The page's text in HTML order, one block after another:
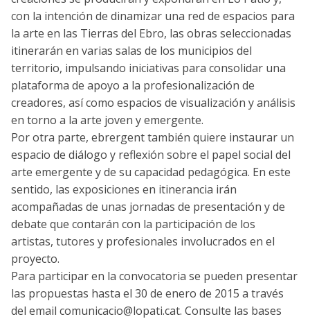
con la intención de dinamizar una red de espacios para
la arte en las Tierras del Ebro, las obras seleccionadas
itinerarán en varias salas de los municipios del
territorio, impulsando iniciativas para consolidar una
plataforma de apoyo a la profesionalización de
creadores, así como espacios de visualización y análisis
en torno a la arte joven y emergente.
Por otra parte, ebrergent también quiere instaurar un
espacio de diálogo y reflexión sobre el papel social del
arte emergente y de su capacidad pedagógica. En este
sentido, las exposiciones en itinerancia irán
acompañadas de unas jornadas de presentación y de
debate que contarán con la participación de los
artistas, tutores y profesionales involucrados en el
proyecto.
Para participar en la convocatoria se pueden presentar
las propuestas hasta el 30 de enero de 2015 a través
del email comunicacio@lopati.cat. Consulte las bases